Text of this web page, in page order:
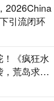
2026China
引流闭环
《疯狂水
荒岛求生